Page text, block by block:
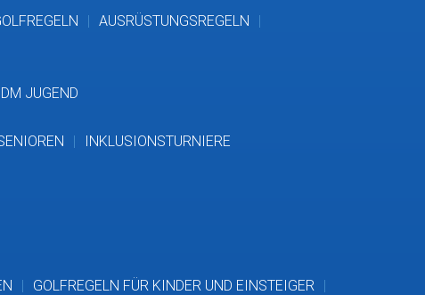
AUSRÜSTUNGSREGELN
JUGEND
INKLUSIONSTURNIERE
GOLFREGELN FÜR KINDER UND EINSTEIGER